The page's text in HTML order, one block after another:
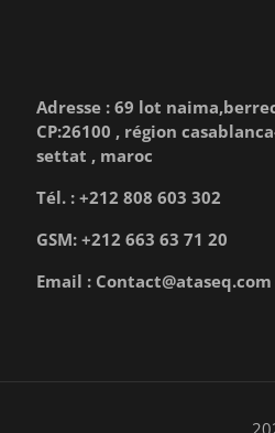
Adresse : 69 lot
CP:26100 , région
settat , maroc
Tél. : +212 808 603 302
GSM: +212 663 63 71 20
Email : Contact@ataseq.com